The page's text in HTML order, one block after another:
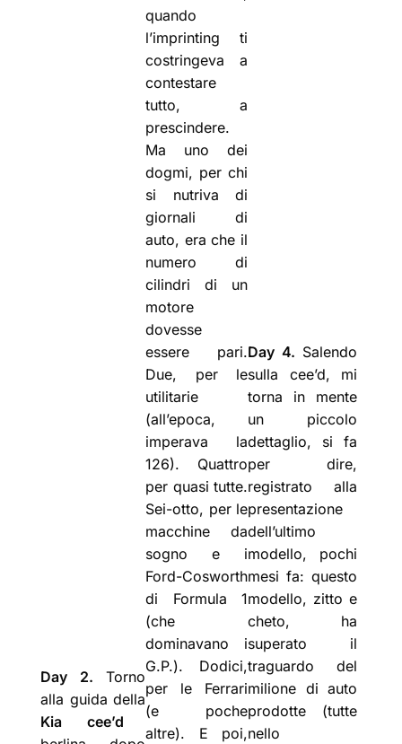
Day 2. Torno
alla guida della
Kia cee’d
quando
l’imprinting ti
costringeva a
contestare
tutto, a
prescindere.
Ma uno dei
dogmi, per chi
si nutriva di
giornali di
auto, era che il
numero di
cilindri di un
motore
dovesse
essere pari.
Due, per le
utilitarie
(all’epoca,
imperava la
126). Quattro
per quasi tutte.
Sei-otto, per le
macchine da
sogno e i
Ford-Cosworth
di Formula 1
(che
dominavano i
G.P.). Dodici,
per le Ferrari
(e poche
altre). E poi,
Day 4. Salendo
sulla cee’d, mi
torna in mente
un piccolo
dettaglio, si fa
per dire,
registrato alla
presentazione
dell’ultimo
modello, pochi
mesi fa: questo
modello, zitto e
cheto, ha
superato il
traguardo del
milione di auto
prodotte (tutte
nello